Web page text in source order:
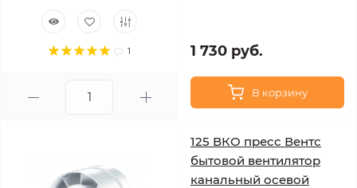
1 1 730 руб.
В корзину
125 ВКО пресс Вентс
бытовой вентилятор
канальный осевой